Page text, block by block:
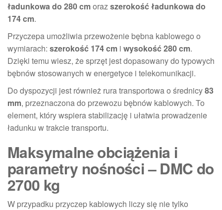
ładunkowa do 280 cmorazszerokość ładunkowa do
174 cm.
Przyczepa umożliwia przewożenie bębna kablowego o
wymiarach: szerokość 174 cm i wysokość 280 cm.
Dzięki temu wiesz, że sprzęt jest dopasowany do typowych
bębnów stosowanych w energetyce i telekomunikacji.
Do dyspozycji jest również rura transportowa o średnicy83
mm, przeznaczona do przewozu bębnów kablowych. To
element, który wspiera stabilizację i ułatwia prowadzenie
ładunku w trakcie transportu.
Maksymalne obciążenia i
parametry nośności – DMC do
2700 kg
W przypadku przyczep kablowych liczy się nie tylko